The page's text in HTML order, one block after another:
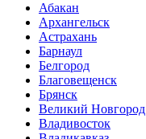
Абакан
Архангельск
Астрахань
Барнаул
Белгород
Благовещенск
Брянск
Великий Новгород
Владивосток